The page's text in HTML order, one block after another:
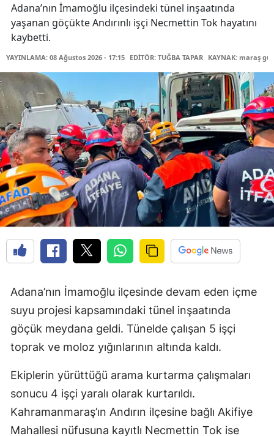
Adana’nın İmamoğlu ilçesindeki tünel inşaatında
yaşanan göçükte Andırınlı işçi Necmettin Tok hayatını
kaybetti.
YAYINLAMA: 08 Ağustos 2026 - 17:15 EDİTÖR: TUĞBA TAPAR KAYNAK: maraş
Adana’nın İmamoğlu ilçesinde devam eden içme
suyu projesi kapsamındaki tünel inşaatında
göçük meydana geldi. Tünelde çalışan 5 işçi
toprak ve moloz yığınlarının altında kaldı.
Ekiplerin yürüttüğü arama kurtarma çalışmaları
sonucu 4 işçi yaralı olarak kurtarıldı.
Kahramanmaraş’ın Andırın ilçesine bağlı Akifiye
Mahallesi nüfusuna kayıtlı Necmettin Tok ise